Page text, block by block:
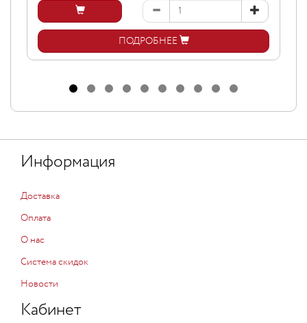
ПОДРОБНЕЕ
Информация
Доставка
Оплата
О нас
Система скидок
Новости
Кабинет